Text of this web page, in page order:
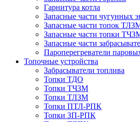
Гарнитура котла
Запасные части чугунных
Запасные части топок
Запасные части топки
Запасные части
Пароперегреватели
Топочные устройства
Забрасыватели топлива
Топки ТДО
Топки ТЧЗМ
Топки ТЛЗМ
Топки ПТЛ-РПК
Топки ЗП-РПК